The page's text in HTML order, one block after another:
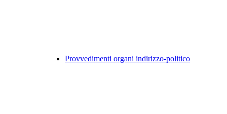
Provvedimenti organi indirizzo-politico